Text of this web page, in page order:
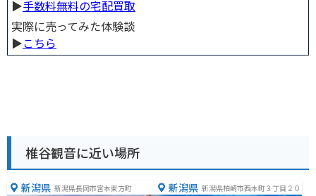
▶︎手数料無料の宅配買取
実際に売ってみた体験談
▶︎こちら
椎谷観音に近い場所
新潟県 新潟県長岡市宮本東方町 新潟県 新潟県柏崎市西本町３丁目２０